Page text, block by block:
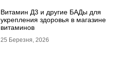
Витамин Д3 и другие БАДы для
укрепления здоровья в магазине
витаминов
25 Березня, 2026